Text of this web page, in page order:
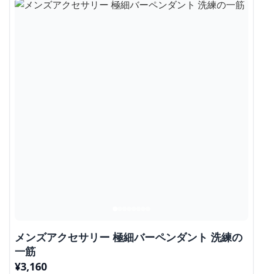
メンズアクセサリー 極細バーペンダント 洗練の
一筋
¥3,160